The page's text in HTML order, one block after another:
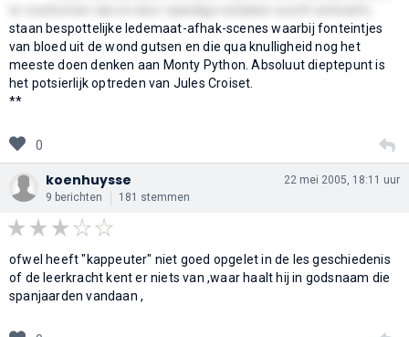
staan bespottelijke ledemaat-afhak-scenes waarbij fonteintjes
van bloed uit de wond gutsen en die qua knulligheid nog het
meeste doen denken aan Monty Python. Absoluut dieptepunt is
het potsierlijk optreden van Jules Croiset.
**
0
koenhuysse
9 berichten 181 stemmen
22 mei 2005, 18:11 uur
ofwel heeft "kappeuter" niet goed opgelet in de les geschiedenis
of de leerkracht kent er niets van ,waar haalt hij in godsnaam die
spanjaarden vandaan ,